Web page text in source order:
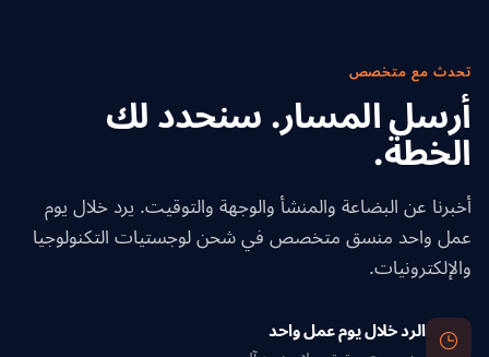
تحدث مع متخصص
أرسل المسار. سنحدد لك
الخطة.
أخبرنا عن البضاعة والمنشأ والوجهة والتوقيت. يرد خلال يوم
عمل واحد منسق متخصص في شحن لوجستيات التكنولوجيا
والإلكترونيات.
الرد خلال يوم عمل واحد